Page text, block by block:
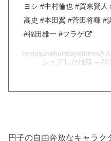
ヨシ #中村倫也 #賀来賢
高史 #本田翼 #菅田将暉 #
#福田雄一 #フラゲ
tomosukekundayotomoさ
シェアした投稿 –
円子の自由奔放なキャラク